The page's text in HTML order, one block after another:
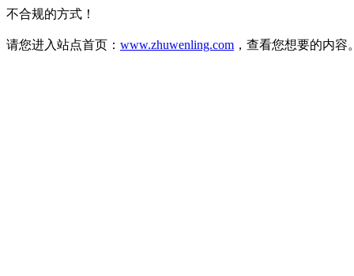
不合规的方式！
请您进入站点首页： www.zhuwenling.com ，查看您想要的内容